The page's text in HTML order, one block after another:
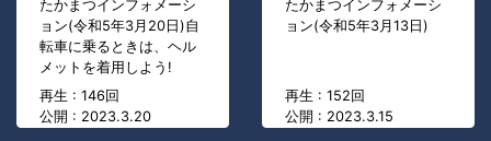
たかまつインフォメーシ
ョン(令和5年3月20日)自
転車に乗るときは、ヘル
メットを着用しよう!
再生 : 146回
公開 : 2023.3.20
たかまつインフォメーシ
ョン(令和5年3月13日)
再生 : 152回
公開 : 2023.3.15